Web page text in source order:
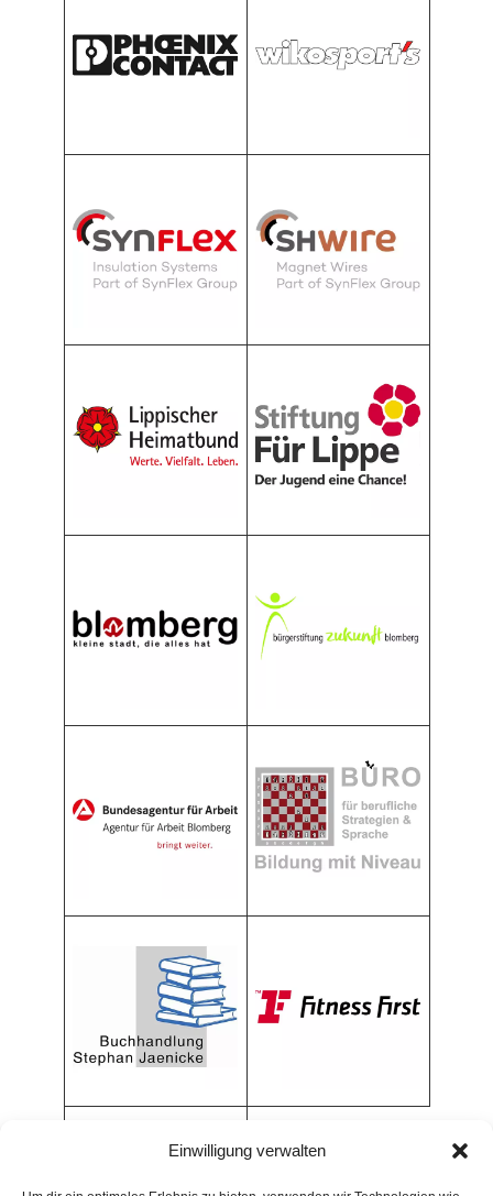
Einwilligung verwalten